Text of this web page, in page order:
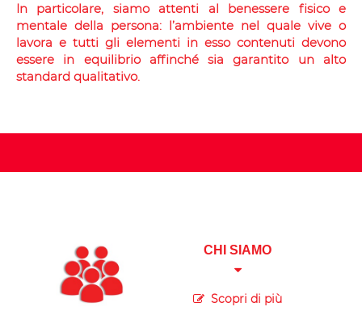
In particolare, siamo attenti al benessere fisico e
mentale della persona: l’ambiente nel quale vive o
lavora e tutti gli elementi in esso contenuti devono
essere in equilibrio affinché sia garantito un alto
standard qualitativo.
CHI SIAMO
Scopri di più